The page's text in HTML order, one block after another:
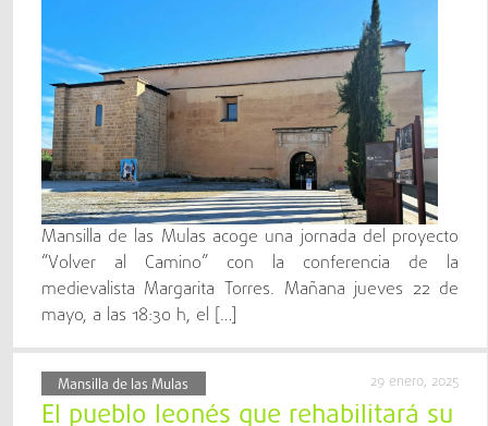
Mansilla de las Mulas acoge una jornada del proyecto
“Volver al Camino” con la conferencia de la
medievalista Margarita Torres. Mañana jueves 22 de
mayo, a las 18:30 h, el […]
Mansilla de las Mulas 29 enero, 2025
El pueblo leonés que rehabilitará su